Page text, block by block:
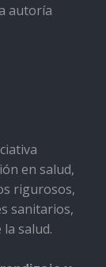
autoría
en salud,
rigurosos,
sanitarios,
salud.